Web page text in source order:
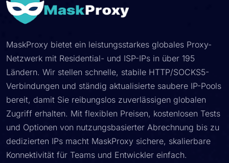
MaskProxy bietet ein leistungsstarkes globales Proxy-
Netzwerk mit Residential- und ISP-IPs in über 195
Ländern. Wir stellen schnelle, stabile HTTP/SOCKS5-
Verbindungen und ständig aktualisierte saubere IP-Pools
bereit, damit Sie reibungslos zuverlässigen globalen
Zugriff erhalten. Mit flexiblen Preisen, kostenlosen Tests
und Optionen von nutzungsbasierter Abrechnung bis zu
dedizierten IPs macht MaskProxy sichere, skalierbare
Konnektivität für Teams und Entwickler einfach.